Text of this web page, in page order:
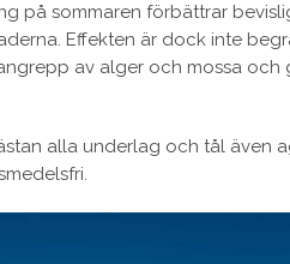
på sommaren förbättrar
Effekten är dock inte
av alger och mossa
alla underlag och tål även